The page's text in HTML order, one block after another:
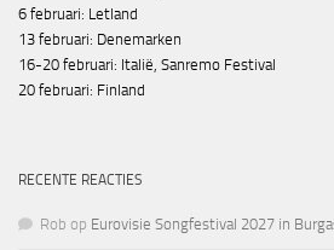
6 februari: Letland
13 februari: Denemarken
16-20 februari: Italië, Sanremo Festival
20 februari: Finland
RECENTE REACTIES
Rob op Eurovisie Songfestival 2027 in